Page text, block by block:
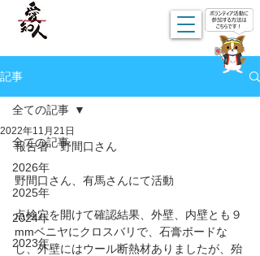
記事
全ての記事
2026年
2025年
2024年
2023年
全ての記事
2022年11月21日
報告者　野間口さん
野間口さん、有馬さんにて活動
点検穴を開けて確認結果、外壁、内壁とも９
mmベニヤにクロスバリで、石膏ボードな
し、外壁にはウール断熱材ありましたが、殆